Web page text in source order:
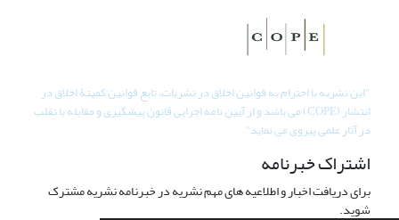
"این نشریه با احترام به قوانین اخلاق در نشریات، تابع قوانین کمیتۀ اخلاق در
انتشار (COPE) می باشد و از آیین نامه اجرایی قانون پیشگیری و مقابله با تقلب
در آثار علمی پیروی می نماید".
اشتراک خبرنامه
برای دریافت اخبار و اطلاعیه های مهم نشریه در خبرنامه نشریه مشترک
شوید.